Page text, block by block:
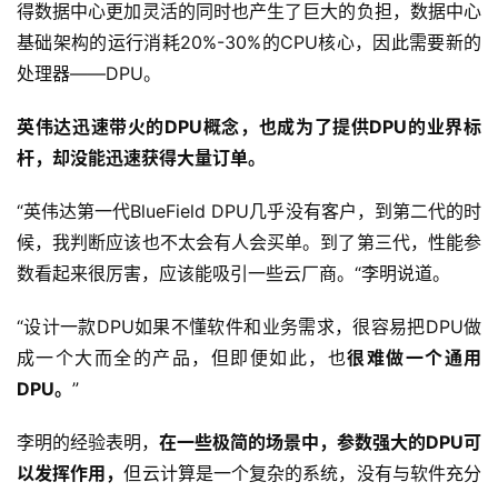
得数据中心更加灵活的同时也产生了巨大的负担，数据中心
基础架构的运行消耗20%-30%的CPU核心，因此需要新的
处理器——DPU。
英伟达迅速带火的DPU概念，也成为了提供DPU的业界标
杆，却没能迅速获得大量订单。
“英伟达第一代BlueField DPU几乎没有客户，到第二代的时
候，我判断应该也不太会有人会买单。到了第三代，性能参
数看起来很厉害，应该能吸引一些云厂商。“李明说道。
“设计一款DPU如果不懂软件和业务需求，很容易把DPU做
成一个大而全的产品，但即便如此，也很难做一个通用
DPU。 ”
李明的经验表明， 在一些极简的场景中，参数强大的DPU可
以发挥作用，但云计算是一个复杂的系统，没有与软件充分